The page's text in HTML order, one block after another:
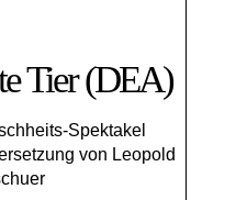
Tier (DEA)
Spektakel
von Leopold